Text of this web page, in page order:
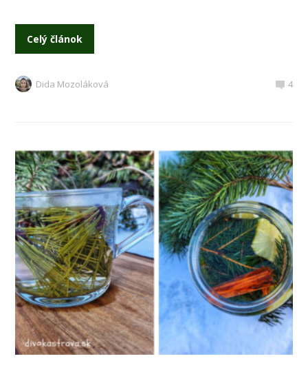
Celý článok
Dida Mozoláková 4